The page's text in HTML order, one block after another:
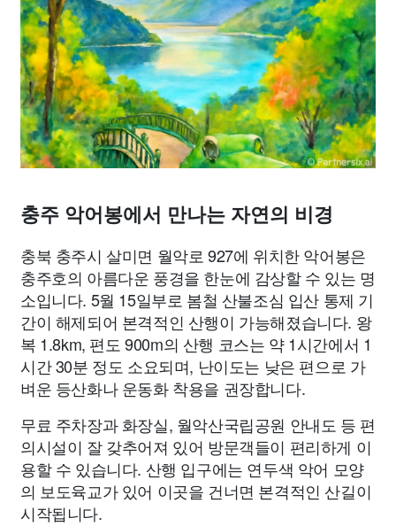
부동산 외국어 교육 교통 생활 기타
충주 악어봉에서 만나는 자연의 비경
충북 충주시 살미면 월악로 927에 위치한 악어봉은
충주호의 아름다운 풍경을 한눈에 감상할 수 있는 명
소입니다. 5월 15일부로 봄철 산불조심 입산 통제 기
간이 해제되어 본격적인 산행이 가능해졌습니다. 왕
복 1.8km, 편도 900m의 산행 코스는 약 1시간에서 1
시간 30분 정도 소요되며, 난이도는 낮은 편으로 가
벼운 등산화나 운동화 착용을 권장합니다.
무료 주차장과 화장실, 월악산국립공원 안내도 등 편
의시설이 잘 갖추어져 있어 방문객들이 편리하게 이
용할 수 있습니다. 산행 입구에는 연두색 악어 모양
의 보도육교가 있어 이곳을 건너면 본격적인 산길이
시작됩니다.